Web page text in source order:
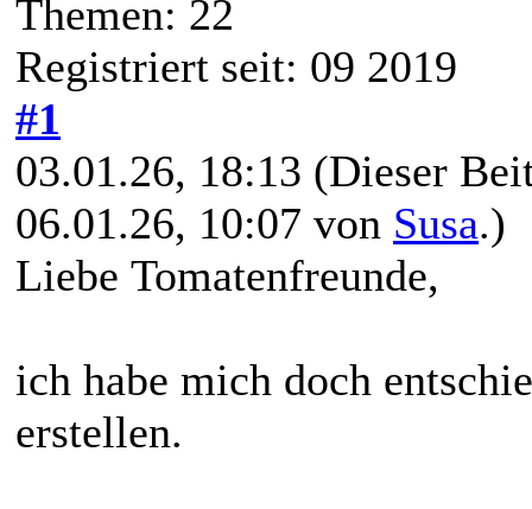
Themen: 22
Registriert seit: 09 2019
#1
03.01.26, 18:13 (Dieser
06.01.26, 10:07 von Susa.)
Liebe Tomatenfreunde,
ich habe mich doch
erstellen.